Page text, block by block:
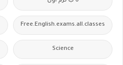
Free.English.exams.all.classes
Science